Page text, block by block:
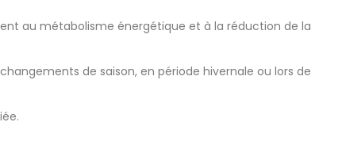
au métabolisme énergétique et à la réduction de la
de saison, en période hivernale ou lors de